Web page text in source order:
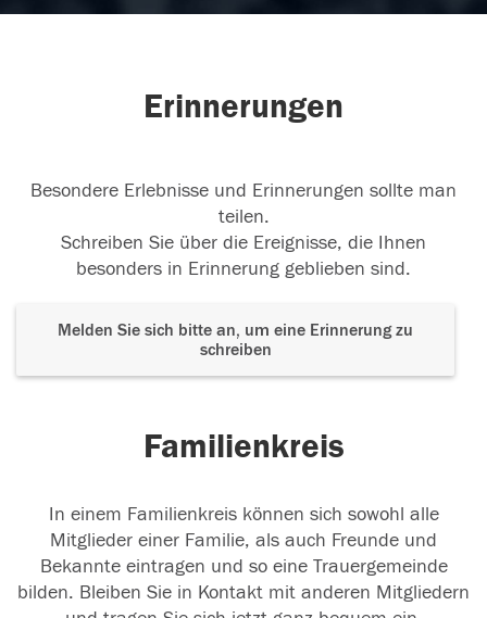
Erinnerungen
Besondere Erlebnisse und Erinnerungen sollte man
teilen.
Schreiben Sie über die Ereignisse, die Ihnen
besonders in Erinnerung geblieben sind.
Melden Sie sich bitte an, um eine Erinnerung zu
schreiben
Familienkreis
In einem Familienkreis können sich sowohl alle
Mitglieder einer Familie, als auch Freunde und
Bekannte eintragen und so eine Trauergemeinde
bilden. Bleiben Sie in Kontakt mit anderen Mitgliedern